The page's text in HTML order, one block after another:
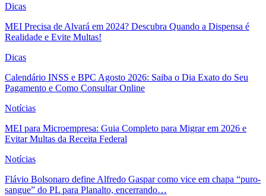
Dicas
MEI Precisa de Alvará em 2024? Descubra Quando a Dispensa é
Realidade e Evite Multas!
Dicas
Calendário INSS e BPC Agosto 2026: Saiba o Dia Exato do Seu
Pagamento e Como Consultar Online
Notícias
MEI para Microempresa: Guia Completo para Migrar em 2026 e
Evitar Multas da Receita Federal
Notícias
Flávio Bolsonaro define Alfredo Gaspar como vice em chapa “puro-
sangue” do PL para Planalto, encerrando…